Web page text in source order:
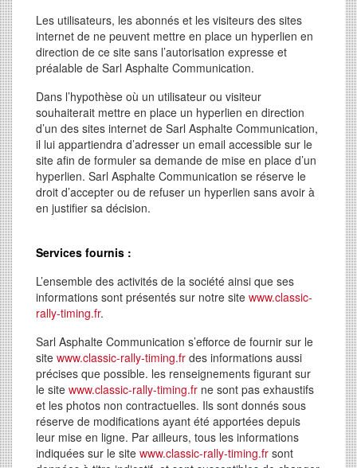
Les utilisateurs, les abonnés et les visiteurs des sites
internet de ne peuvent mettre en place un hyperlien en
direction de ce site sans l’autorisation expresse et
préalable de Sarl Asphalte Communication.
Dans l’hypothèse où un utilisateur ou visiteur
souhaiterait mettre en place un hyperlien en direction
d’un des sites internet de Sarl Asphalte Communication,
il lui appartiendra d’adresser un email accessible sur le
site afin de formuler sa demande de mise en place d’un
hyperlien. Sarl Asphalte Communication se réserve le
droit d’accepter ou de refuser un hyperlien sans avoir à
en justifier sa décision.
Services fournis :
L’ensemble des activités de la société ainsi que ses
informations sont présentés sur notre site www.classic-
rally-timing.fr.
Sarl Asphalte Communication s’efforce de fournir sur le
site www.classic-rally-timing.fr des informations aussi
précises que possible. les renseignements figurant sur
le site www.classic-rally-timing.fr ne sont pas exhaustifs
et les photos non contractuelles. Ils sont donnés sous
réserve de modifications ayant été apportées depuis
leur mise en ligne. Par ailleurs, tous les informations
indiquées sur le site www.classic-rally-timing.fr sont